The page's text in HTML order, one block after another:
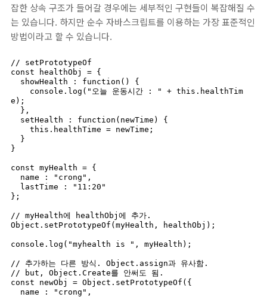
잡한 상속 구조가 들어갈 경우에는 세부적인 구현들이 복잡해질 수
는 있습니다. 하지만 순수 자바스크립트를 이용하는 가장 표준적인
방법이라고 할 수 있습니다.
// setPrototypeOf
const healthObj = {
e);
}
const myHealth = {
};
// myHealth에 healthObj에 추가.
Object.setPrototypeOf(myHealth, healthObj);
console.log("myhealth is ", myHealth);
// 추가하는 다른 방식. Object.assign과 유사함.
// but, Object.Create를 안써도 됨.
const newObj = Object.setPrototypeOf({